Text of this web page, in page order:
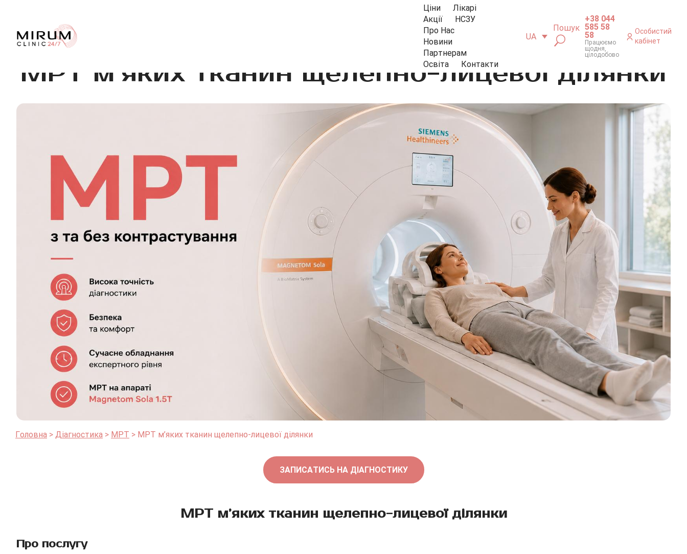
Ціни
Лікарі
Акції
НСЗУ
Про Нас
Новини
Партнерам
Освіта
Контакти
UA
Пошук
+38 044
585 58
58
Працюємо
щодня,
цілодобово
Особистий
кабінет
МРТ м’яких тканин щелепно-лицевої ділянки
Головна Діагностика МРТ МРТ м’яких тканин щелепно-лицевої ділянки
ЗАПИСАТИСЬ НА ДІАГНОСТИКУ
МРТ м’яких тканин щелепно-лицевої ділянки
Про послугу